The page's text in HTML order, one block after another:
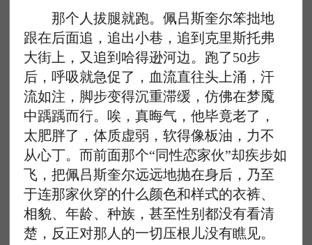
那个人拔腿就跑。佩吕斯奎尔笨拙地
跟在后面追，追出小巷，追到克里斯托弗
大街上，又追到哈得逊河边。跑了50步
后，呼吸就急促了，血流直往头上涌，汗
流如注，脚步变得沉重滞缓，仿佛在梦魇
中踽踽而行。唉，真晦气，他毕竟老了，
太肥胖了，体质虚弱，软得像板油，力不
从心丁。而前面那个“同性恋家伙”却疾步如
飞，把佩吕斯奎尔远远地抛在身后，乃至
于连那家伙穿的什么颜色和样式的衣裤、
相貌、年龄、种族，甚至性别都没有看清
楚，反正对那人的一切压根儿没有瞧见。